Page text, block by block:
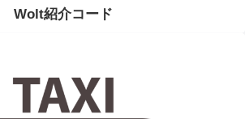
Wolt紹介コード